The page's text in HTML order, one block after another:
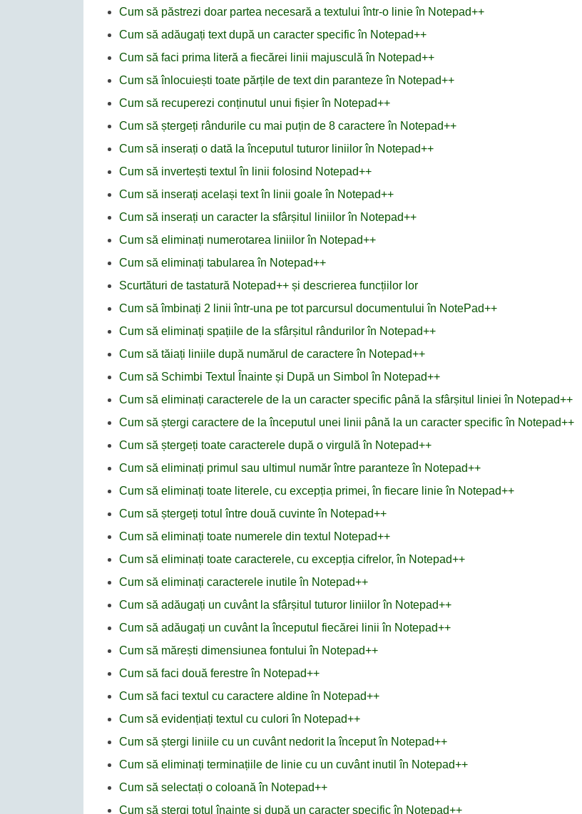
Cum să păstrezi doar partea necesară a textului într-o linie în Notepad++
Cum să adăugați text după un caracter specific în Notepad++
Cum să faci prima literă a fiecărei linii majusculă în Notepad++
Cum să înlocuiești toate părțile de text din paranteze în Notepad++
Cum să recuperezi conținutul unui fișier în Notepad++
Cum să ștergeți rândurile cu mai puțin de 8 caractere în Notepad++
Cum să inserați o dată la începutul tuturor liniilor în Notepad++
Cum să invertești textul în linii folosind Notepad++
Cum să inserați același text în linii goale în Notepad++
Cum să inserați un caracter la sfârșitul liniilor în Notepad++
Cum să eliminați numerotarea liniilor în Notepad++
Cum să eliminați tabularea în Notepad++
Scurtături de tastatură Notepad++ și descrierea funcțiilor lor
Cum să îmbinați 2 linii într-una pe tot parcursul documentului în NotePad++
Cum să eliminați spațiile de la sfârșitul rândurilor în Notepad++
Cum să tăiați liniile după numărul de caractere în Notepad++
Cum să Schimbi Textul Înainte și După un Simbol în Notepad++
Cum să eliminați caracterele de la un caracter specific până la sfârșitul liniei în Notepad++
Cum să ștergi caractere de la începutul unei linii până la un caracter specific în Notepad++
Cum să ștergeți toate caracterele după o virgulă în Notepad++
Cum să eliminați primul sau ultimul număr între paranteze în Notepad++
Cum să eliminați toate literele, cu excepția primei, în fiecare linie în Notepad++
Cum să ștergeți totul între două cuvinte în Notepad++
Cum să eliminați toate numerele din textul Notepad++
Cum să eliminați toate caracterele, cu excepția cifrelor, în Notepad++
Cum să eliminați caracterele inutile în Notepad++
Cum să adăugați un cuvânt la sfârșitul tuturor liniilor în Notepad++
Cum să adăugați un cuvânt la începutul fiecărei linii în Notepad++
Cum să mărești dimensiunea fontului în Notepad++
Cum să faci două ferestre în Notepad++
Cum să faci textul cu caractere aldine în Notepad++
Cum să evidențiați textul cu culori în Notepad++
Cum să ștergi liniile cu un cuvânt nedorit la început în Notepad++
Cum să eliminați terminațiile de linie cu un cuvânt inutil în Notepad++
Cum să selectați o coloană în Notepad++
Cum să ștergi totul înainte și după un caracter specific în Notepad++